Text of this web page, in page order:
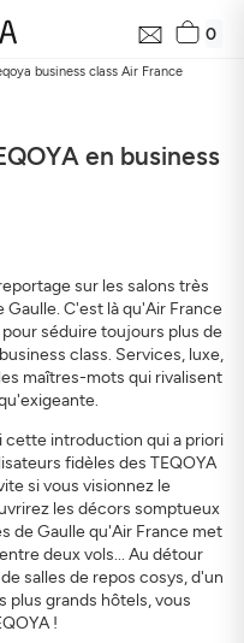
0
business class Air France
en business
sur les salons très
Gaulle. C'est là qu'Air France
séduire toujours plus de
class. Services, luxe,
maîtres-mots qui rivalisent
cette introduction qui a priori
fidèles des TEQOYA
si vous visionnez le
les décors somptueux
de Gaulle qu'Air France met
deux vols... Au détour
salles de repos cosys, d'un
plus grands hôtels, vous
!